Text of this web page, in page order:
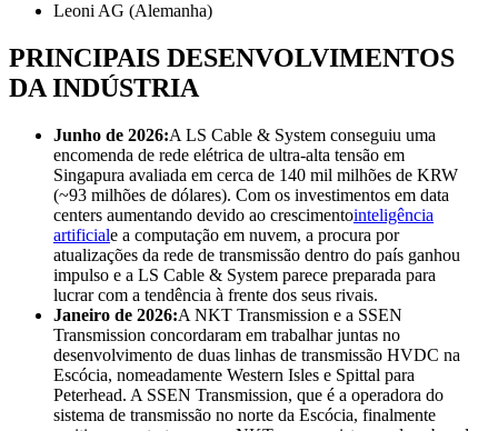
Leoni AG (Alemanha)
PRINCIPAIS DESENVOLVIMENTOS
DA INDÚSTRIA
Junho de 2026:A LS Cable & System conseguiu uma
encomenda de rede elétrica de ultra-alta tensão em
Singapura avaliada em cerca de 140 mil milhões de KRW
(~93 milhões de dólares). Com os investimentos em data
centers aumentando devido ao crescimentointeligência
artificiale a computação em nuvem, a procura por
atualizações da rede de transmissão dentro do país ganhou
impulso e a LS Cable & System parece preparada para
lucrar com a tendência à frente dos seus rivais.
Janeiro de 2026:A NKT Transmission e a SSEN
Transmission concordaram em trabalhar juntas no
desenvolvimento de duas linhas de transmissão HVDC na
Escócia, nomeadamente Western Isles e Spittal para
Peterhead. A SSEN Transmission, que é a operadora do
sistema de transmissão no norte da Escócia, finalmente